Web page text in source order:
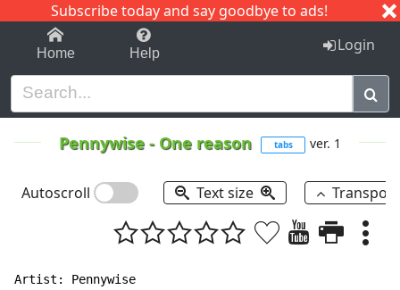
Subscribe today and say goodbye to ads!
1-9 C I J
Home Help Login
Pennywise - One reason tabs ver. 1
Autoscroll Text size
Artist: Pennywise